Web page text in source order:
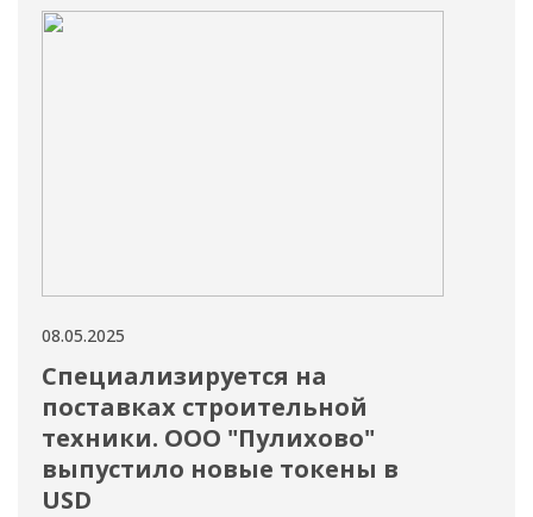
08.05.2025
Специализируется на
поставках строительной
техники. ООО "Пулихово"
выпустило новые токены в
USD